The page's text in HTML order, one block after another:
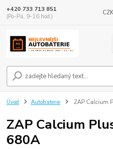
+420 733 713 851
(Po-Pá, 9-16 hod.)
Úvod Autobaterie ZAP Calcium
ZAP Calcium
680A